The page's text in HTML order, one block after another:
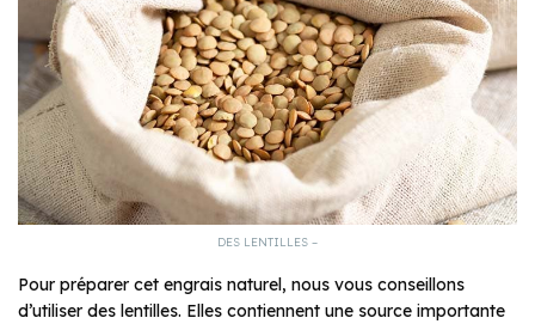
DES LENTILLES –
Pour préparer cet engrais naturel, nous vous conseillons
d’utiliser des lentilles. Elles contiennent une source importante